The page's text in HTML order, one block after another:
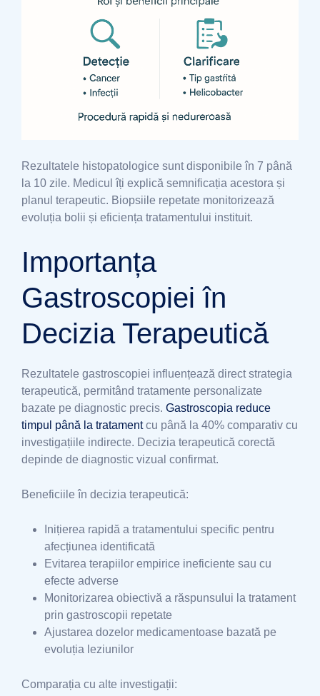
Rezultatele histopatologice sunt disponibile în 7 până
la 10 zile. Medicul îți explică semnificația acestora și
planul terapeutic. Biopsiile repetate monitorizează
evoluția bolii și eficiența tratamentului instituit.
Importanța
Gastroscopiei în
Decizia Terapeutică
Rezultatele gastroscopiei influențează direct strategia
terapeutică, permitând tratamente personalizate
bazate pe diagnostic precis. Gastroscopia reduce
timpul până la tratamentcu până la 40% comparativ cu
investigațiile indirecte. Decizia terapeutică corectă
depinde de diagnostic vizual confirmat.
Beneficiile în decizia terapeutică:
Inițierea rapidă a tratamentului specific pentru
afecțiunea identificată
Evitarea terapiilor empirice ineficiente sau cu
efecte adverse
Monitorizarea obiectivă a răspunsului la tratament
prin gastroscopii repetate
Ajustarea dozelor medicamentoase bazată pe
evoluția leziunilor
Comparația cu alte investigații: